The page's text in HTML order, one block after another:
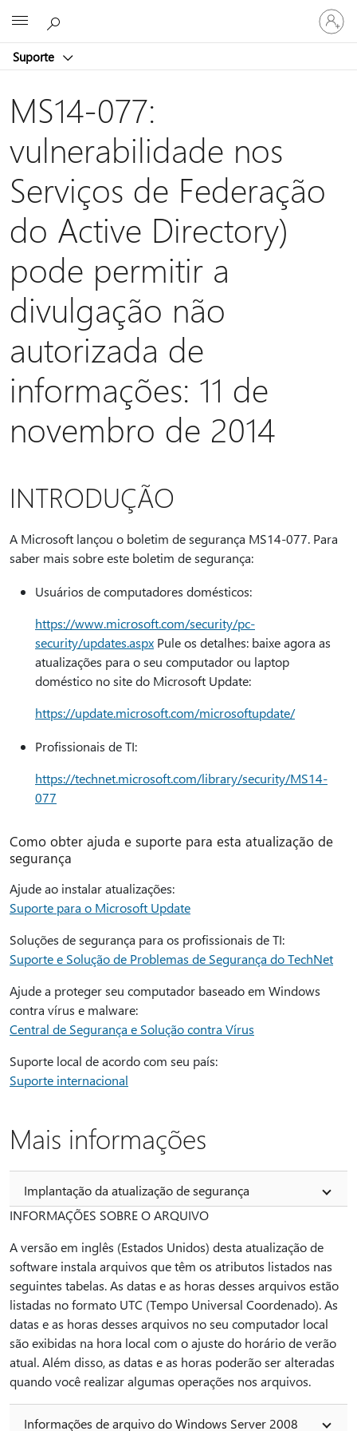
Suporte
Entre
em
sua
MS14-077:
vulnerabilidade nos
Serviços de Federação
do Active Directory)
pode permitir a
divulgação não
autorizada de
informações: 11 de
novembro de 2014
INTRODUÇÃO
A Microsoft lançou o boletim de segurança MS14-077. Para
saber mais sobre este boletim de segurança:
Usuários de computadores domésticos:
https://www.microsoft.com/security/pc-
security/updates.aspx Pule os detalhes: baixe agora as
atualizações para o seu computador ou laptop
doméstico no site do Microsoft Update:
https://update.microsoft.com/microsoftupdate/
Profissionais de TI:
https://technet.microsoft.com/library/security/MS14-
077
Como obter ajuda e suporte para esta atualização de
segurança
Ajude ao instalar atualizações:
Suporte para o Microsoft Update
Soluções de segurança para os profissionais de TI:
Suporte e Solução de Problemas de Segurança do TechNet
Ajude a proteger seu computador baseado em Windows
contra vírus e malware:
Central de Segurança e Solução contra Vírus
Suporte local de acordo com seu país:
Suporte internacional
Mais informações
Implantação da atualização de segurança
INFORMAÇÕES SOBRE O ARQUIVO
A versão em inglês (Estados Unidos) desta atualização de
software instala arquivos que têm os atributos listados nas
seguintes tabelas. As datas e as horas desses arquivos estão
listadas no formato UTC (Tempo Universal Coordenado). As
datas e as horas desses arquivos no seu computador local
são exibidas na hora local com o ajuste do horário de verão
atual. Além disso, as datas e as horas poderão ser alteradas
quando você realizar algumas operações nos arquivos.
Informações de arquivo do Windows Server 2008